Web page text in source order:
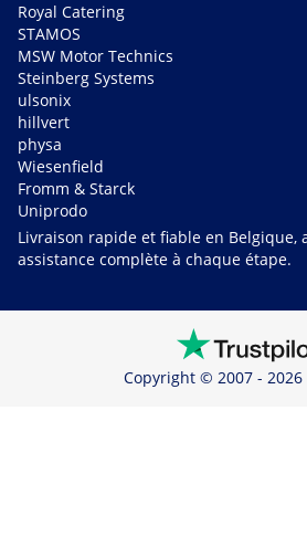
Royal Catering
STAMOS
MSW Motor Technics
Steinberg Systems
ulsonix
hillvert
physa
Wiesenfield
Fromm & Starck
Uniprodo
Livraison rapide et fiable en Belgique,
assistance complète à chaque étape.
Copyright © 2007 -